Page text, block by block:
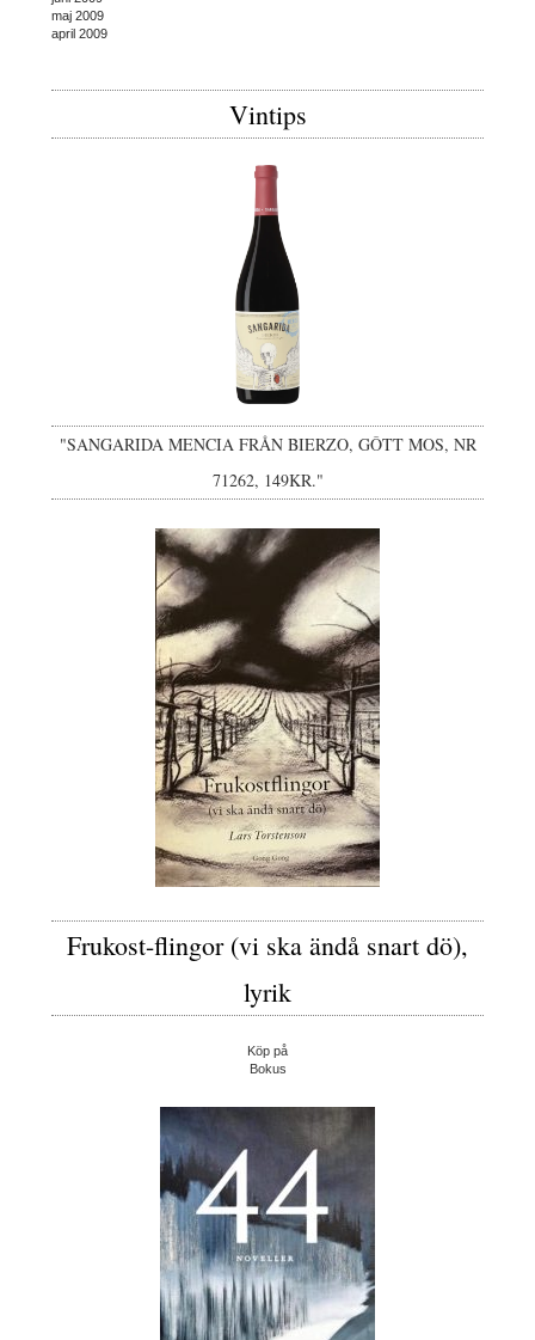
maj 2009
april 2009
Vintips
"SANGARIDA MENCIA FRÅN BIERZO, GÔTT MOS, NR
71262, 149KR."
Frukost-flingor (vi ska ändå snart dö),
lyrik
Köp på
Bokus